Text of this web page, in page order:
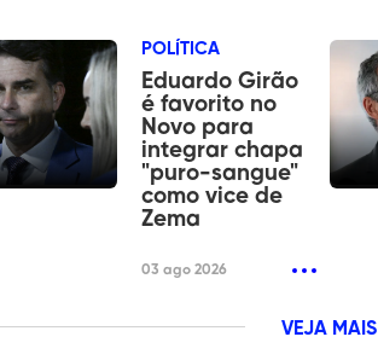
POLÍTICA
Eduardo Girão
é favorito no
Novo para
integrar chapa
"puro-sangue"
como vice de
Zema
03 ago 2026
VEJA MAIS